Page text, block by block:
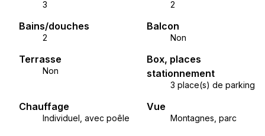
3 2
Bains/douches
2
Balcon
Non
Terrasse
Non
Box, places
stationnement
3 place(s) de parking
Chauffage
Individuel, avec poêle
Vue
Montagnes, parc